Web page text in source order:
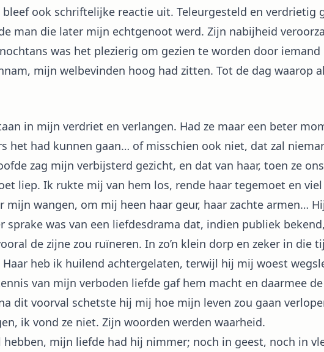
ook schriftelijke reactie uit. Teleurgesteld en verdrietig
man die later mijn echtgenoot werd. Zijn nabijheid
was het plezierig om gezien te worden door iemand
mijn welbevinden hoog had zitten. Tot de dag waarop
in mijn verdriet en verlangen. Had ze maar een beter
het had kunnen gaan… of misschien ook niet, dat zal
zag mijn verbijsterd gezicht, en dat van haar, toen ze ons
liep. Ik rukte mij van hem los, rende haar tegemoet en
mijn wangen, om mij heen haar geur, haar zachte armen…
sprake was van een liefdesdrama dat, indien publiek
de zijne zou ruïneren. In zo’n klein dorp en zeker in die
heb ik huilend achtergelaten, terwijl hij mij woest
van mijn verboden liefde gaf hem macht en daarmee
dit voorval schetste hij mij hoe mijn leven zou gaan
ik vond ze niet. Zijn woorden werden waarheid.
mijn liefde had hij nimmer; noch in geest, noch in